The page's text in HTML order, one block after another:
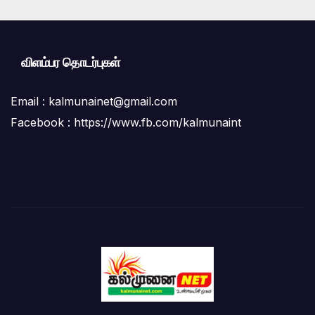
விளம்பர தொடர்புகள்
Email : kalmunainet@gmail.com
Facebook : https://www.fb.com/kalmunaint